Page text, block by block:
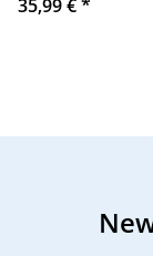
Mikrofon, Touch
35,99 €*